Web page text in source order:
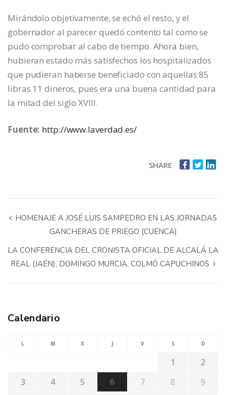
Mirándolo objetivamente, se echó el resto, y el
gobernador al parecer quedó contento tal como se
pudo comprobar al cabo de tiempo. Ahora bien,
hubieran estado más satisfechos los hospitalizados
que pudieran haberse beneficiado con aquellas 85
libras 11 dineros, pues era una buena cantidad para
la mitad del siglo XVIII.
Fuente: http://www.laverdad.es/
SHARE
HOMENAJE A JOSÉ LUIS SAMPEDRO EN LAS JORNADAS
GANCHERAS DE PRIEGO (CUENCA)
LA CONFERENCIA DEL CRONISTA OFICIAL DE ALCALÁ LA
REAL (JAÉN), DOMINGO MURCIA, COLMÓ CAPUCHINOS
Calendario
L M X J V S D
1
2
3
4 5 6 7 8
9